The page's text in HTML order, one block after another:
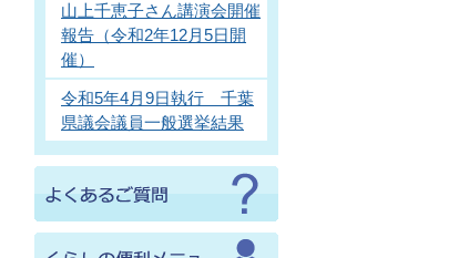
山上千恵子さん講演会開催
報告（令和2年12月5日開
催）
令和5年4月9日執行 千葉
県議会議員一般選挙結果